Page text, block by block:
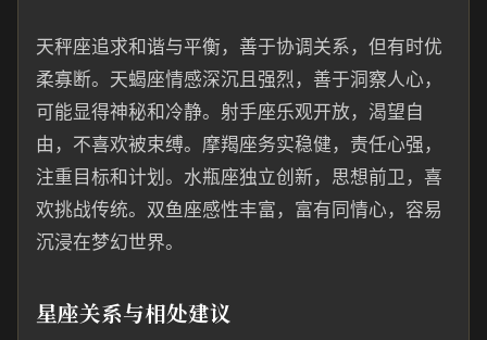
天秤座追求和谐与平衡，善于协调关系，但有时优
柔寡断。天蝎座情感深沉且强烈，善于洞察人心，
可能显得神秘和冷静。射手座乐观开放，渴望自
由，不喜欢被束缚。摩羯座务实稳健，责任心强，
注重目标和计划。水瓶座独立创新，思想前卫，喜
欢挑战传统。双鱼座感性丰富，富有同情心，容易
沉浸在梦幻世界。
星座关系与相处建议